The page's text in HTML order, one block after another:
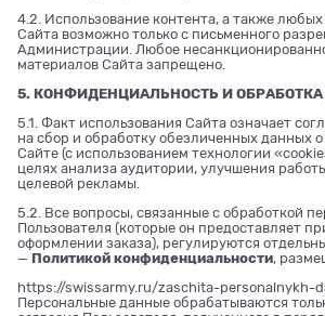
4.2. Использование контента, а также
Сайта возможно только с письменного
Администрации. Любое
материалов Сайта запрещено.
5. КОНФИДЕНЦИАЛЬНОСТЬ И
5.1. Факт использования Сайта означает
на сбор и обработку обезличенных данных о
Сайте (с использованием технологии
целях анализа аудитории, улучшения
целевой рекламы.
5.2. Все вопросы, связанные с обработкой
Пользователя (которые он предоставляет
оформлении заказа), регулируются
— Политикой конфиденциальности,
https://swissarmy.ru/zaschita-personalnykh-
Персональные данные обрабатываются